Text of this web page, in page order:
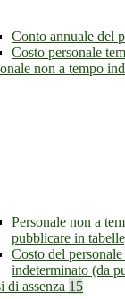
Conto annuale del
Costo personale
non a tempo
Personale non a
pubblicare in
Costo del
indeterminato (da
di assenza 15